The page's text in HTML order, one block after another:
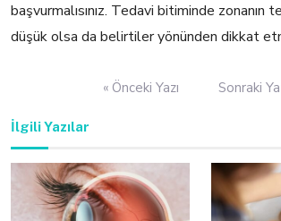
başvurmalısınız. Tedavi bitiminde zonanın
düşük olsa da belirtiler yönünden dikkat
« Önceki Yazı Sonraki
İlgili Yazılar